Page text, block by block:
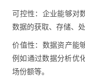
可控性‌：企业能够对
数据的获取、存储、
价值性‌：数据资产能
例如通过数据分析优
场份额等。